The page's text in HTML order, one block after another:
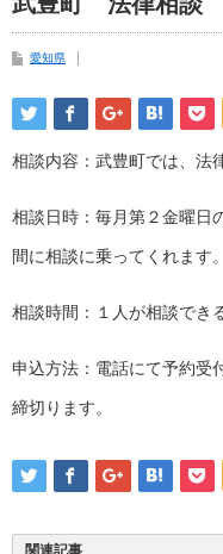
愛知県
相談内容：武豊町では、法
相談日時：毎月第２金曜日
間に相談に乗ってくれます。
相談時間：１人が相談でき
申込方法：電話にて予約受
締切ります。
関連記事